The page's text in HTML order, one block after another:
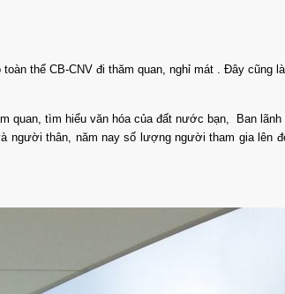
thể CB-CNV đi thăm quan, nghỉ mát . Đây cũng
quan, tìm hiểu văn hóa của đất nước bạn,
Ban
người thân, năm nay số lượng người tham gia lên